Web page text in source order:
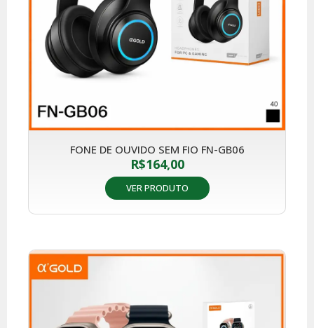
FONE DE OUVIDO SEM FIO FN-GB06
R$164,00
VER PRODUTO